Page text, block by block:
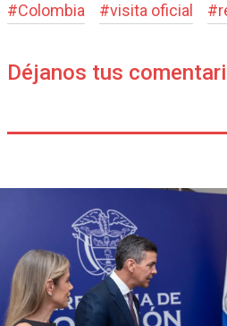
#Colombia #visita oficial #
Déjanos tus